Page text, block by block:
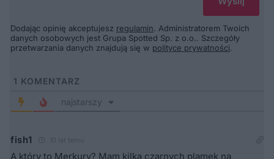
Dodając opinię akceptujesz regulamin. Administratorem Twoich
danych osobowych jest Grupa Spotted Sp. z o.o.. Szczegóły
przetwarzania danych znajdują się w polityce prywatności.
1 KOMENTARZ
najstarszy
fish1
A który to Merkury? Mam kilka czarnych plamek na